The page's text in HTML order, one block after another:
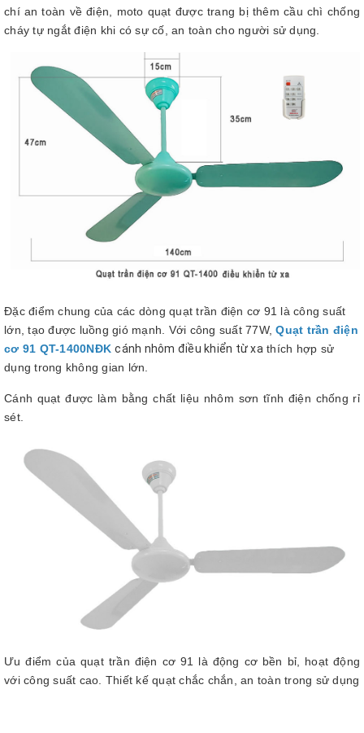
chí an toàn về điện, moto quạt được trang bị thêm cầu chì chống
cháy tự ngắt điện khi có sự cố, an toàn cho người sử dụng.
Đặc điểm chung của các dòng quạt trần điện cơ 91 là công suất
lớn, tạo được luồng gió mạnh. Với công suất 77W,Quạt trần điện
cơ 91 QT-1400NĐKcánh nhôm điều khiển từ xa thích hợp sử
dụng trong không gian lớn.
Cánh quạt được làm bằng chất liệu nhôm sơn tĩnh điện chống rỉ
sét.
Ưu điểm của quạt trần điện cơ 91 là động cơ bền bỉ, hoạt động
với công suất cao. Thiết kế quạt chắc chắn, an toàn trong sử dụng